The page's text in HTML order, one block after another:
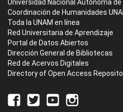
Universidad Nacional Autónoma de
Coordinación de Humanidades
Toda la UNAM en línea
Red Universitaria de Aprendizaje
Portal de Datos Abiertos
Dirección General de Bibliotecas
Red de Acervos Digitales
Directory of Open Access